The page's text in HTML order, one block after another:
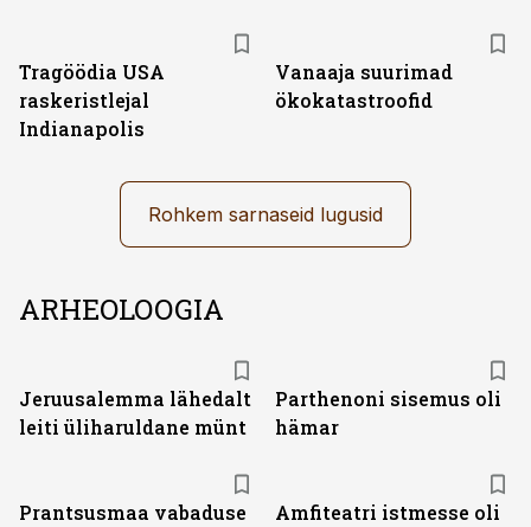
Tragöödia USA
raskeristlejal
Indianapolis
Vanaaja suurimad
ökokatastroofid
Rohkem sarnaseid lugusid
ARHEOLOOGIA
Jeruusalemma lähedalt
leiti üliharuldane münt
Parthenoni sisemus oli
hämar
Prantsusmaa vabaduse
Amfiteatri istmesse oli